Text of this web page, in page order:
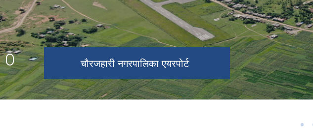
चाैरजहारी नगरपालिकाकाे नयाँ प्रशासनिक
भवन
चौरजहारी नगरपालिका उपत्यका
चौरजहारी नगरपालिका एयरपोर्ट
खाेलागाँउ
चाैरजहारी नगरपालिका ११ चाौफावजार
चौरजहारी नगरपालिका उपत्यका